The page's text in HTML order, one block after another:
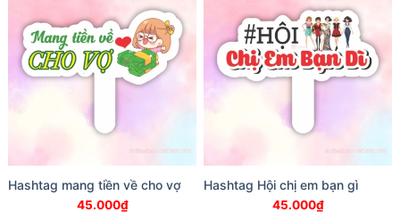
Hashtag mang tiền về cho vợ
45.000₫
Hashtag Hội chị em bạn gì
45.000₫